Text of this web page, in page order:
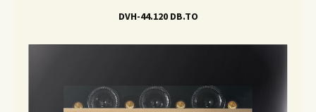
DVH-44.120 DB.TO